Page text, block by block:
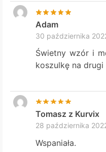
Adam
30 października
Świetny wzór i
koszulkę na drugi
Tomasz z Kurvix
28 października
Wspaniała.